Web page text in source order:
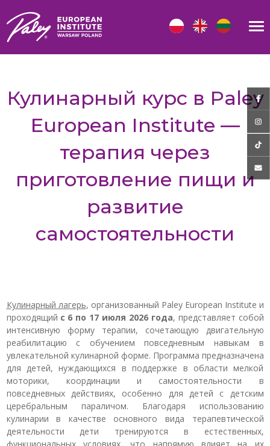
Кулинарный курс в Paley
European Institute —
терапия через
приготовление пищи и
развитие
самостоятельности
Кулинарный лагерь, организованный Paley European Institute и
проходящий с 6 по 17 июля 2026 года, представляет собой
интенсивную форму терапии, сочетающую двигательную
реабилитацию с обучением повседневным навыкам в
увлекательной кулинарной форме. Программа предназначена
для детей, нуждающихся в поддержке в области мелкой
моторики, координации и самостоятельности в
повседневных действиях, особенно для детей с детским
церебральным параличом. Благодаря использованию
кулинарии в качестве основного вида терапевтической
деятельности дети тренируются в естественных,